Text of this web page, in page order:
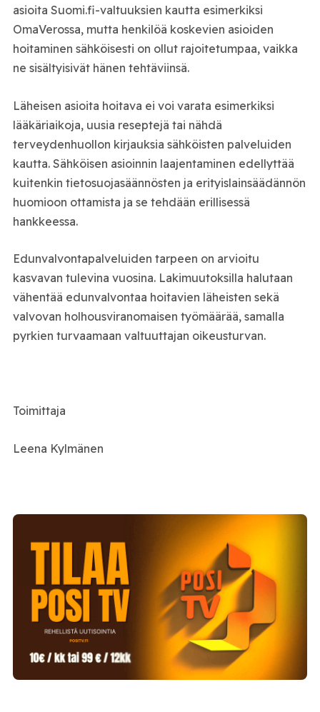
asioita Suomi.fi-valtuuksien kautta esimerkiksi
OmaVerossa, mutta henkilöä koskevien asioiden
hoitaminen sähköisesti on ollut rajoitetumpaa, vaikka
ne sisältyisivät hänen tehtäviinsä.
Läheisen asioita hoitava ei voi varata esimerkiksi
lääkäriaikoja, uusia reseptejä tai nähdä
terveydenhuollon kirjauksia sähköisten palveluiden
kautta. Sähköisen asioinnin laajentaminen edellyttää
kuitenkin tietosuojasäännösten ja erityislainsäädännön
huomioon ottamista ja se tehdään erillisessä
hankkeessa.
Edunvalvontapalveluiden tarpeen on arvioitu
kasvavan tulevina vuosina. Lakimuutoksilla halutaan
vähentää edunvalvontaa hoitavien läheisten sekä
valvovan holhousviranomaisen työmäärää, samalla
pyrkien turvaamaan valtuuttajan oikeusturvan.
Toimittaja
Leena Kylmänen